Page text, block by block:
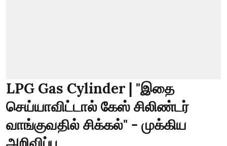
LPG Gas Cylinder | "இதை
செய்யாவிட்டால் கேஸ் சிலிண்டர்
வாங்குவதில் சிக்கல்" - முக்கிய